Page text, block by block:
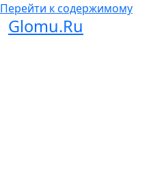
Перейти к содержимому
Glomu.Ru